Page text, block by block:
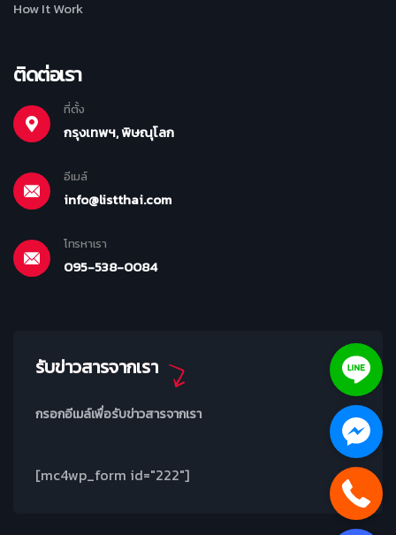
How It Work
ติดต่อเรา
ที่ตั้ง
กรุงเทพฯ, พิษณุโลก
อีเมล์
info@listthai.com
โทรหาเรา
095-538-0084
รับข่าวสารจากเรา
กรอกอีเมล์เพื่อรับข่าวสารจากเรา
[mc4wp_form id="222"]